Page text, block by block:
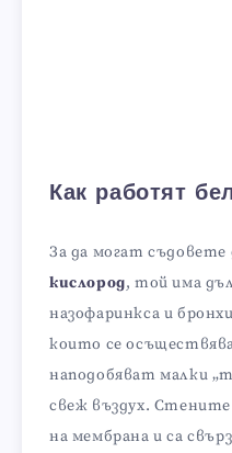
Как работят
За да могат
кислород, той има
назофаринкса и
които се
наподобяват малки
свеж въздух.
на мембрана и са